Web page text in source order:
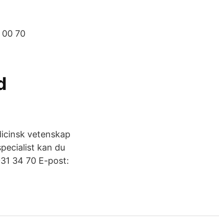
70
vetenskap
kan du
34 70 E-post: